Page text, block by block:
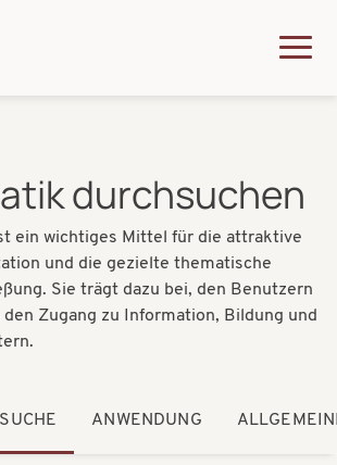
k
m
e
n
u
t
n
i
durchsuchen
ein wichtiges Mittel für die attraktive
und die gezielte thematische
Sie trägt dazu bei, den Benutzern
Zugang zu Information, Bildung und
SUCHE ANWENDUNG